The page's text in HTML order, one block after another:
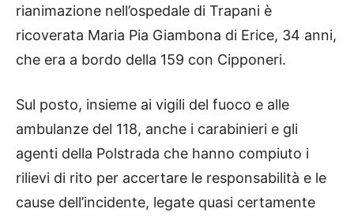
rianimazione nell’ospedale di Trapani è
ricoverata Maria Pia Giambona di Erice, 34 anni,
che era a bordo della 159 con Cipponeri.
Sul posto, insieme ai vigili del fuoco e alle
ambulanze del 118, anche i carabinieri e gli
agenti della Polstrada che hanno compiuto i
rilievi di rito per accertare le responsabilità e le
cause dell’incidente, legate quasi certamente